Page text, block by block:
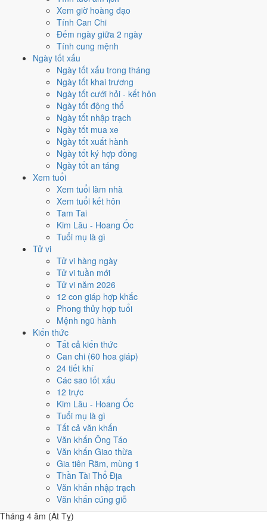
Xem giờ hoàng đạo
Tính Can Chi
Đếm ngày giữa 2 ngày
Tính cung mệnh
Ngày tốt xấu
Ngày tốt xấu trong tháng
Ngày tốt khai trương
Ngày tốt cưới hỏi - kết hôn
Ngày tốt động thổ
Ngày tốt nhập trạch
Ngày tốt mua xe
Ngày tốt xuất hành
Ngày tốt ký hợp đồng
Ngày tốt an táng
Xem tuổi
Xem tuổi làm nhà
Xem tuổi kết hôn
Tam Tai
Kim Lâu - Hoang Ốc
Tuổi mụ là gì
Tử vi
Tử vi hàng ngày
Tử vi tuần mới
Tử vi năm 2026
12 con giáp hợp khắc
Phong thủy hợp tuổi
Mệnh ngũ hành
Kiến thức
Tất cả kiến thức
Can chi (60 hoa giáp)
24 tiết khí
Các sao tốt xấu
12 trực
Kim Lâu - Hoang Ốc
Tuổi mụ là gì
Tất cả văn khấn
Văn khấn Ông Táo
Văn khấn Giao thừa
Gia tiên Rằm, mùng 1
Thần Tài Thổ Địa
Văn khấn nhập trạch
Văn khấn cúng giỗ
mang Can Đinh hành Hỏa. So với hành Vận thì
. Theo Huyền Không, đây là năm thuận để khởi sự và mở rộng.
Bát Bạch Cấn Thổ
Vận 8 · Hạ Nguyên · 2004 - 2023
Cấn · Đông Bắc
Bát Bạch (8)
Lịch âm dương 12 tháng năm
2017 có gì đáng chú ý?
12 tháng dương năm 2017 trải trên các tháng âm từ
năm Bính Thânđếntháng 11 âm năm Đinh Dậu
nên có 13 tháng âm, các mốc âm lịch nửa cuối năm lùi lại
Năm 2017 có
86 ngày từ mức Tốt trở lên
cao nhất 8 ngày và thấp nhất 6 ngày mỗi tháng. Không tháng nào trội
hẳn để dồn việc lớn.
Các mốc lớn rơi vào:Ông Công Ông Táo 20/1
Lễ Vu Lan 5/9,Tết Trung Thu 4/10
nhanh 12 tháng theo số ngày tốt, còn lưới ngày của từng tháng nằm
ngay sau đó.
Tháng 12 âm (Tân Sửu)
Tháng 1 âm (Nhâm Dần)
Tháng 2 âm (Quý Mão)
Tháng 3 âm (Giáp Thìn)
Tháng 4 âm (Ất Tỵ)